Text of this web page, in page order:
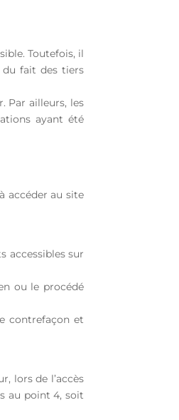
Toutefois, il
du fait des tiers
Par ailleurs, les
ayant été
accéder au site
accessibles sur
ou le procédé
contrefaçon et
lors de l’accès
au point 4, soit